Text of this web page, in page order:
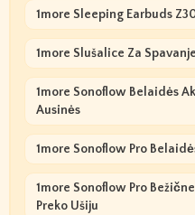
1more Sleeping Earbuds
1more Slušalice Za
1more Sonoflow Belaidės
Ausinės
1more Sonoflow Pro
1more Sonoflow Pro
Preko Ušiju